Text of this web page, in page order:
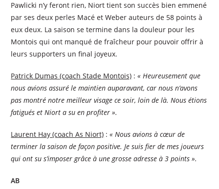
Pawlicki n’y feront rien, Niort tient son succès bien emmené
par ses deux perles Macé et Weber auteurs de 58 points à
eux deux. La saison se termine dans la douleur pour les
Montois qui ont manqué de fraîcheur pour pouvoir offrir à
leurs supporters un final joyeux.
Patrick Dumas (coach Stade Montois) : « Heureusement que
nous avions assuré le maintien auparavant, car nous n’avons
pas montré notre meilleur visage ce soir, loin de là. Nous étions
fatigués et Niort a su en profiter ».
Laurent Hay (coach As Niort) :« Nous avions à cœur de
terminer la saison de façon positive. Je suis fier de mes joueurs
qui ont su s’imposer grâce à une grosse adresse à 3 points ».
AB